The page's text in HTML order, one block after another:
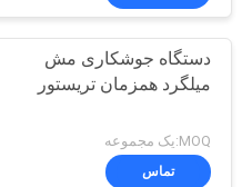
دستگاه جوشکاری مش
میلگرد همزمان تریستور
MOQ:یک مجموعه
تماس